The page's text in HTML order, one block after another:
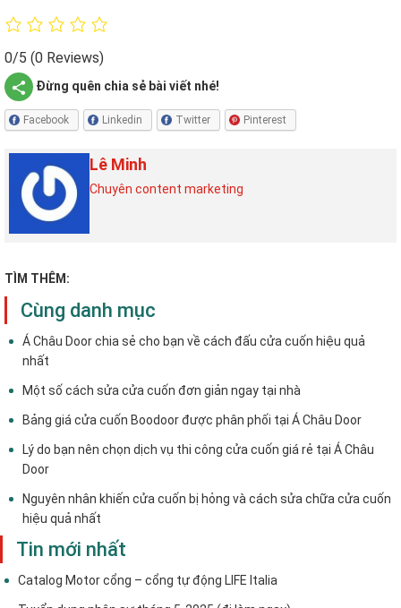
0/5 (0 Reviews)
Đừng quên chia sẻ bài viết nhé!
Facebook Linkedin Twitter Pinterest
Lê Minh
Chuyên content marketing
TÌM THÊM:
Cùng danh mục
Á Châu Door chia sẻ cho bạn về cách đấu cửa cuốn hiệu quả
nhất
Một số cách sửa cửa cuốn đơn giản ngay tại nhà
Bảng giá cửa cuốn Boodoor được phân phối tại Á Châu Door
Lý do bạn nên chọn dịch vụ thi công cửa cuốn giá rẻ tại Á Châu
Door
Nguyên nhân khiến cửa cuốn bị hỏng và cách sửa chữa cửa cuốn
hiệu quả nhất
Tin mới nhất
Catalog Motor cổng – cổng tự động LIFE Italia